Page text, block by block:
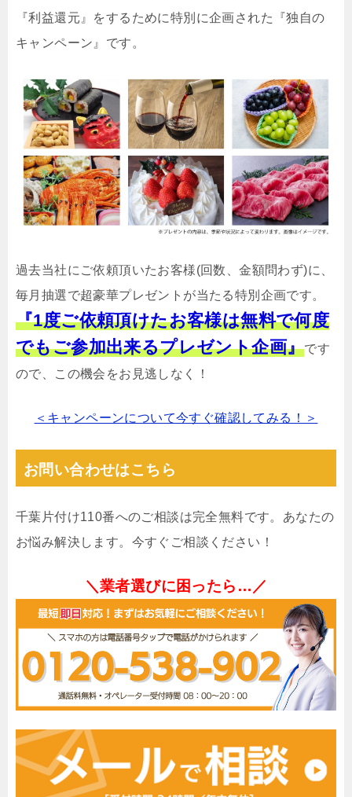
『利益還元』をするために特別に企画された『独自の
キャンペーン』です。
過去当社にご依頼頂いたお客様(回数、金額問わず)に、
毎月抽選で超豪華プレゼントが当たる特別企画です。
『1度ご依頼頂けたお客様は無料で何度
でもご参加出来るプレゼント企画』です
ので、この機会をお見逃しなく！
＜キャンペーンについて今すぐ確認してみる！＞
お問い合わせはこちら
千葉片付け110番へのご相談は完全無料です。あなたの
お悩み解決します。今すぐご相談ください！
＼業者選びに困ったら…／